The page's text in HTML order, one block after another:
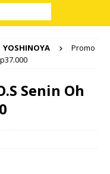
YOSHINOYA
Promo
Senin Oh